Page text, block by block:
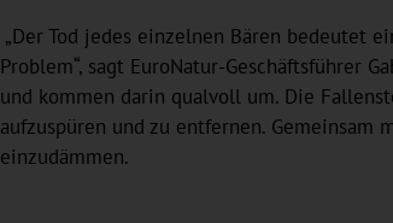
„Der Tod jedes einzelnen Bären bedeutet
Problem“, sagt EuroNatur-Geschäftsführer
und kommen darin qualvoll um. Die
aufzuspüren und zu entfernen.
einzudämmen.